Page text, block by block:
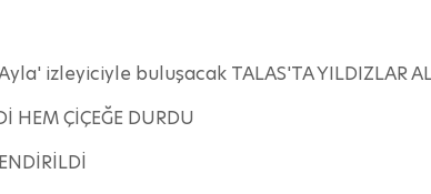
izleyiciyle buluşacak TALAS'TA YILDIZLAR
HEM ÇİÇEĞE DURDU